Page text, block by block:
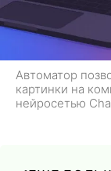
Автоматор
картинки на
нейросетью